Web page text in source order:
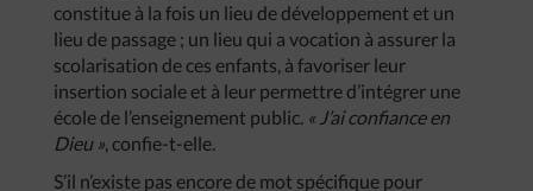
constitue à la fois un lieu de développement et un
lieu de passage ; un lieu qui a vocation à assurer la
scolarisation de ces enfants, à favoriser leur
insertion sociale et à leur permettre d’intégrer une
école de l’enseignement public. « J’ai confiance en
Dieu », confie-t-elle.
S’il n’existe pas encore de mot spécifique pour